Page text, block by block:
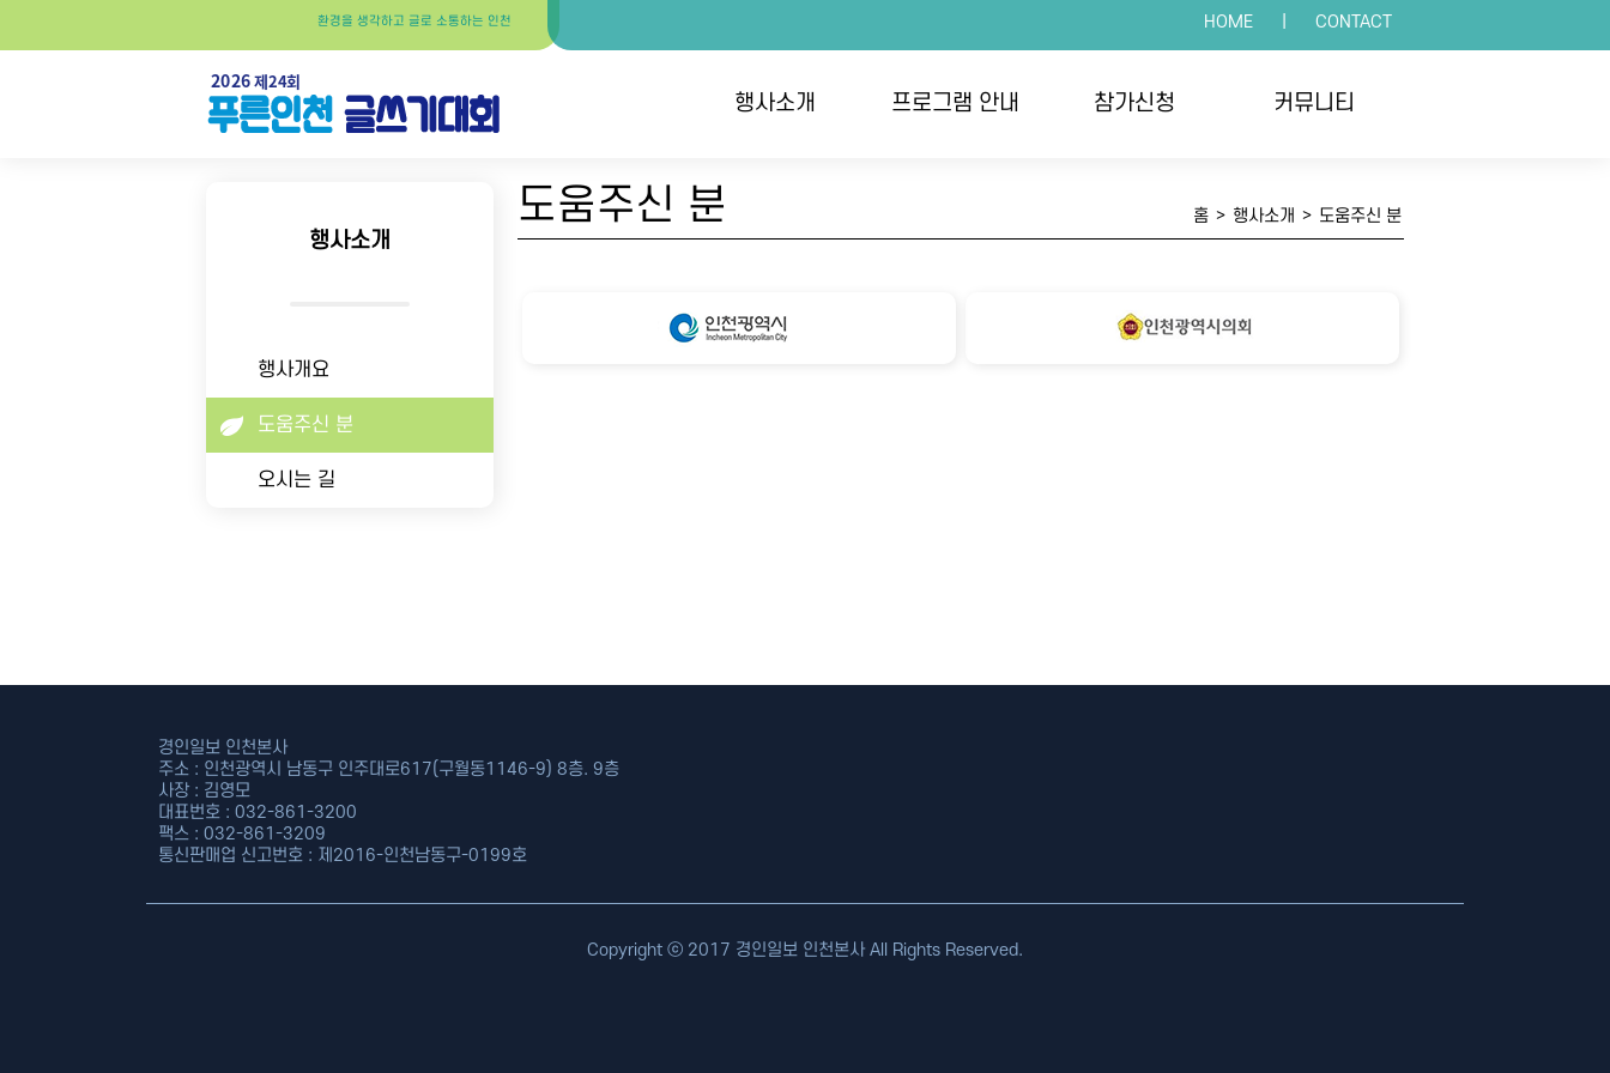
환경을 생각하고 글로 소통하는 인천 HOME CONTACT
행사소개 프로그램 안내 참가신청 커뮤니티
행사개요
오시는 길 역대수상자 단체접수 언론보도
자주하는 질문
행사소개
행사개요
도움주신 분
오시는 길
도움주신 분 홈 > 행사소개 > 도움주신 분
경인일보 인천본사
주소 : 인천광역시 남동구 인주대로617(구월동1146-9) 8층. 9층
사장 : 김영모
대표번호 : 032-861-3200
팩스 : 032-861-3209
통신판매업 신고번호 : 제2016-인천남동구-0199호
Copyright ⓒ 2017 경인일보 인천본사 All Rights Reserved.